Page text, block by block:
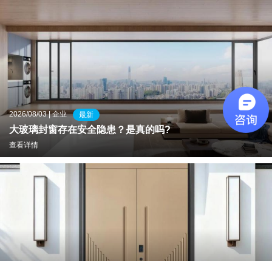
2026/08/03 | 企业 最新
大玻璃封窗存在安全隐患？是真的吗?
查看详情